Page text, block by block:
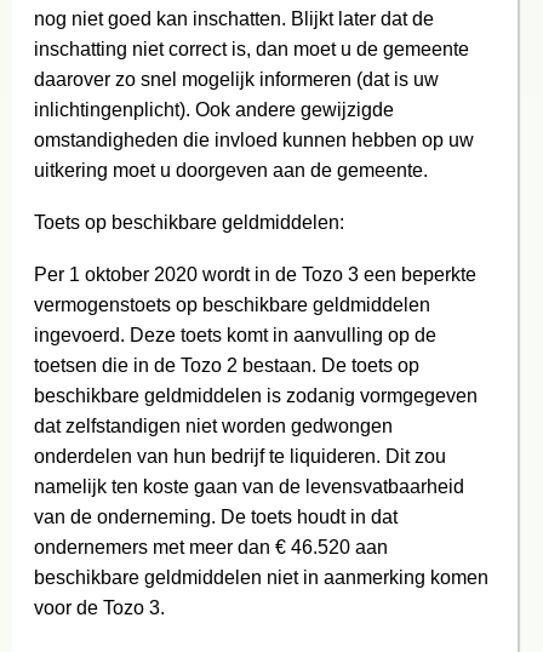
nog niet goed kan inschatten. Blijkt later dat de
inschatting niet correct is, dan moet u de gemeente
daarover zo snel mogelijk informeren (dat is uw
inlichtingenplicht). Ook andere gewijzigde
omstandigheden die invloed kunnen hebben op uw
uitkering moet u doorgeven aan de gemeente.
Toets op beschikbare geldmiddelen:
Per 1 oktober 2020 wordt in de Tozo 3 een beperkte
vermogenstoets op beschikbare geldmiddelen
ingevoerd. Deze toets komt in aanvulling op de
toetsen die in de Tozo 2 bestaan. De toets op
beschikbare geldmiddelen is zodanig vormgegeven
dat zelfstandigen niet worden gedwongen
onderdelen van hun bedrijf te liquideren. Dit zou
namelijk ten koste gaan van de levensvatbaarheid
van de onderneming. De toets houdt in dat
ondernemers met meer dan € 46.520 aan
beschikbare geldmiddelen niet in aanmerking komen
voor de Tozo 3.